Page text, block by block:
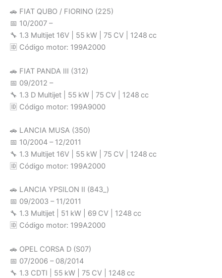
🚗 FIAT QUBO / FIORINO (225)
📅 10/2007 –
🔧 1.3 Multijet 16V | 55 kW | 75 CV | 1248 cc
🆔 Código motor: 199A2000
🚗 FIAT PANDA III (312)
📅 09/2012 –
🔧 1.3 D Multijet | 55 kW | 75 CV | 1248 cc
🆔 Código motor: 199A9000
🚗 LANCIA MUSA (350)
📅 10/2004 – 12/2011
🔧 1.3 Multijet 16V | 55 kW | 75 CV | 1248 cc
🆔 Código motor: 199A2000
🚗 LANCIA YPSILON II (843_)
📅 09/2003 – 11/2011
🔧 1.3 Multijet | 51 kW | 69 CV | 1248 cc
🆔 Código motor: 199A2000
🚗 OPEL CORSA D (S07)
📅 07/2006 – 08/2014
🔧 1.3 CDTI | 55 kW | 75 CV | 1248 cc